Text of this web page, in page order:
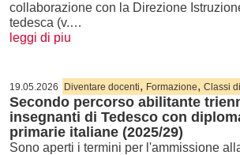
collaborazione con la Direzione
tedesca (v.…
leggi di piu
19.05.2026 Diventare docenti, Formazione, Classi
Secondo percorso abilitante
insegnanti di Tedesco con
primarie italiane (2025/29)
Sono aperti i termini per l'ammissione